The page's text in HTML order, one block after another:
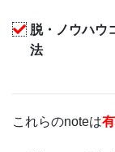
脱・ノウハウ
法
これらのnoteは